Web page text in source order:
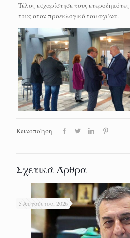
Τέλος ευχαρίστησε τους
τους στον προεκλογικό του αγώνα.
Κοινοποίηση
Σχετικά Άρθρα
5 Αυγούστου, 2026